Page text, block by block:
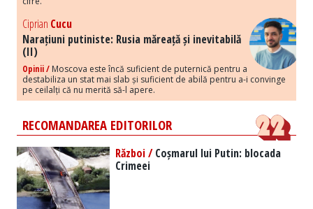
Ciprian Cucu
Narațiuni putiniste: Rusia măreață și inevitabilă
(II)
Opinii / Moscova este încă suficient de puternică pentru a
destabiliza un stat mai slab și suficient de abilă pentru a-i convinge
pe ceilalți că nu merită să-l apere.
RECOMANDAREA EDITORILOR
Război /Coșmarul lui Putin: blocada
Crimeei